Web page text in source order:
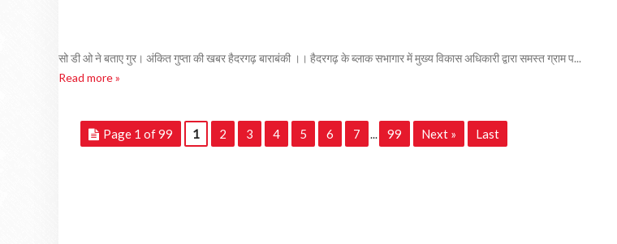
सो डी ओ ने बताए गुर। अंकित गुप्ता की खबर हैदरगढ़ बाराबंकी ।। हैदरगढ़ के ब्लाक सभागार में मुख्य विकास अधिकारी द्वारा समस्त ग्राम प...
Read more »
Page 1 of 99 1 2 3 4 5 6 7 ... 99 Next » Last